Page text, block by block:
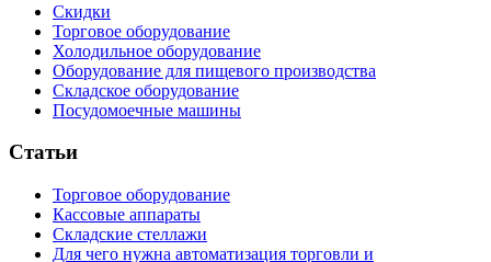
Скидки
Торговое оборудование
Холодильное оборудование
Оборудование для пищевого производства
Складское оборудование
Посудомоечные машины
Статьи
Торговое оборудование
Кассовые аппараты
Складские стеллажи
Для чего нужна автоматизация торговли и